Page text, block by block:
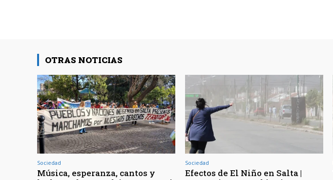
OTRAS NOTICIAS
Sociedad
Música, esperanza, cantos y
Sociedad
Efectos de El Niño en Salta |